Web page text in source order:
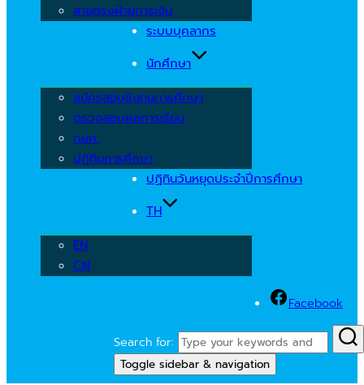
สายตรงฝ่ายการเงิน
ระบบบุคลากร
นักศึกษา
สมัครสอบชิงทุนการศึกษา
ตรวจสอบผลการเรียน
กยศ.
ปฏิทินการศึกษา
ปฏิทินวันหยุดประจำปีการศึกษา
TH
EN
CN
Facebook
Search for:
Toggle sidebar & navigation